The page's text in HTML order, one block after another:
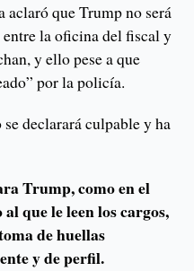
aclaró que Trump no será
entre la oficina del fiscal y
y ello pese a que
por la policía.
declarará culpable y ha
Trump, como en el
que le leen los cargos,
de huellas
y de perfil.